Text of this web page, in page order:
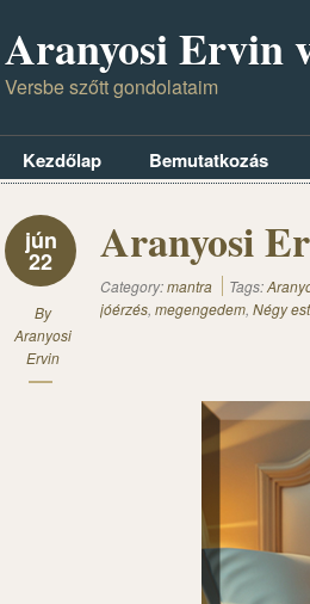
Aranyosi Ervin
Versbe szőtt gondolataim
Kezdőlap Bemutatkozás
jún
22
By
Aranyosi
Ervin
Aranyosi
Category:mantra Tags:
jóérzés, megengedem, Négy